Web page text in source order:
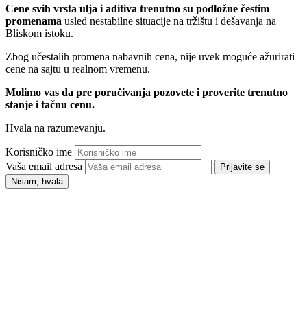
Cene svih vrsta ulja i aditiva trenutno su podložne čestim
promenama usled nestabilne situacije na tržištu i dešavanja na
Bliskom istoku.
Zbog učestalih promena nabavnih cena, nije uvek moguće ažurirati
cene na sajtu u realnom vremenu.
Molimo vas da pre poručivanja pozovete i proverite trenutno
stanje i tačnu cenu.
Hvala na razumevanju.
Korisničko ime
Vaša email adresa
Prijavite se
Nisam, hvala